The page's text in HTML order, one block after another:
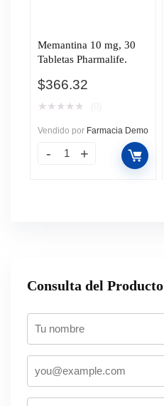
Memantina 10 mg, 30
Tabletas Pharmalife.
$366.32
★ ★ ★ ★ ★
Vendido por Farmacia Demo
Consulta del Producto